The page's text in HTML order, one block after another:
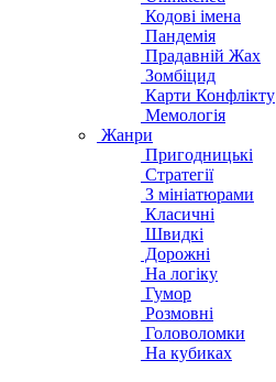
Кодові імена
Пандемія
Прадавній Жах
Зомбіцид
Карти Конфлікту
Мемологія
Жанри
Пригодницькі
Стратегії
З мініатюрами
Класичні
Швидкі
Дорожні
На логіку
Гумор
Розмовні
Головоломки
На кубиках